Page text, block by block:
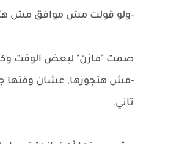
-ولو قولت مش موافق مش
صمت "مازن" لبعض الوقت
-مش هتجوزها, عشان وقتها
تاني.